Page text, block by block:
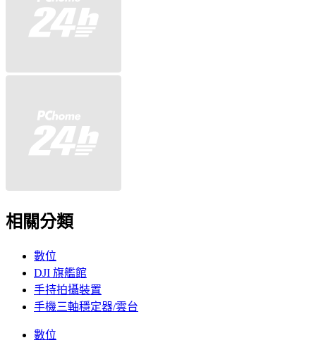
相關分類
數位
DJI 旗艦館
手持拍攝裝置
手機三軸穩定器/雲台
數位